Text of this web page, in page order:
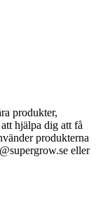
produkter,
hjälpa dig att få
produkterna
eller